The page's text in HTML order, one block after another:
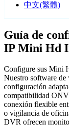
中文(繁體)
Guía de
IP Mini Hd
Configure sus Mini
Nuestro software de
configuración
compatibilidad
conexión flexible
o vigilancia de
DVR ofrecen